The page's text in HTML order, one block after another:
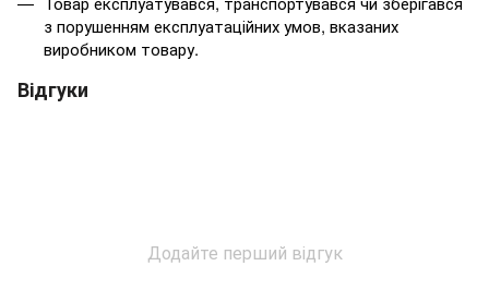
з порушенням експлуатаційних умов, вказаних
виробником товару.
Відгуки
Додайте перший відгук